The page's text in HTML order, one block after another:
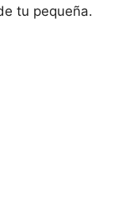
tu pequeña.